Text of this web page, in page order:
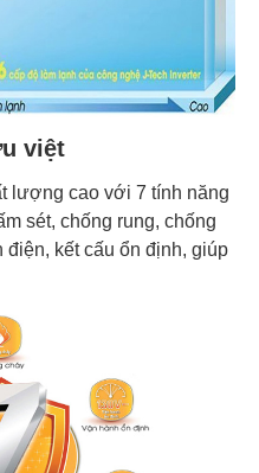
việt
lượng cao với 7 tính năng
sét, chống rung, chống
điện, kết cấu ổn định, giúp